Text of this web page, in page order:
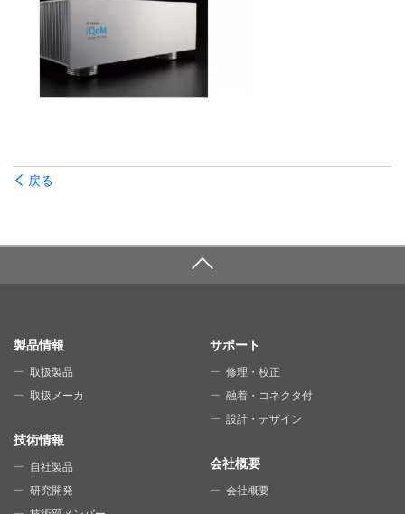
戻る
SITE MAP
製品情報
取扱製品
取扱メーカ
技術情報
自社製品
研究開発
サポート
修理・校正
融着・コネクタ付
設計・デザイン
会社概要
会社概要